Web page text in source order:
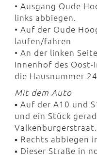
• Ausgang Oude
links abbiegen.
• Auf der Oude
laufen/fahren
• An der linken
Innenhof des Oost-
die Hausnummer
Mit dem Auto
▪ Auf der A10 und
und ein Stück
Valkenburgerstraat.
▪ Rechts abbiegen
▪ Dieser Straße in